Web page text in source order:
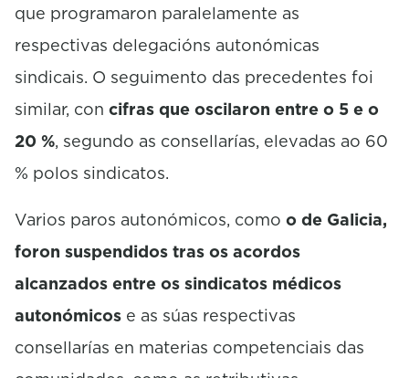
que programaron paralelamente as
respectivas delegacións autonómicas
sindicais. O seguimento das precedentes foi
similar, con cifras que oscilaron entre o 5 e o
20 %, segundo as consellarías, elevadas ao 60
% polos sindicatos.
Varios paros autonómicos, como o de Galicia,
foron suspendidos tras os acordos
alcanzados entre os sindicatos médicos
autonómicos e as súas respectivas
consellarías en materias competenciais das